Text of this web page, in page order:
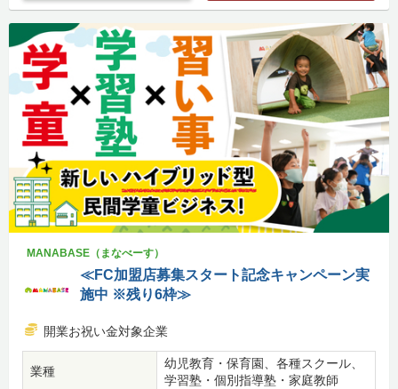
MANABASE（まなべーす）
≪FC加盟店募集スタート記念キャンペーン実
施中 ※残り6枠≫
開業お祝い金対象企業
業種
幼児教育・保育園、各種スクール、
学習塾・個別指導塾・家庭教師